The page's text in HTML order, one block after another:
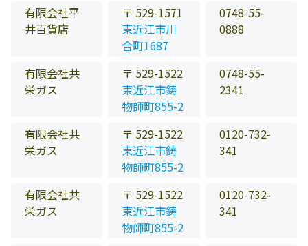
有限会社平
井百貨店
〒 529-1571
東近江市川
合町1687
0748-55-
0888
有限会社共
栄ガス
〒 529-1522
東近江市鋳
物師町855-2
0748-55-
2341
有限会社共
栄ガス
〒 529-1522
東近江市鋳
物師町855-2
0120-732-
341
有限会社共
栄ガス
〒 529-1522
東近江市鋳
物師町855-2
0120-732-
341